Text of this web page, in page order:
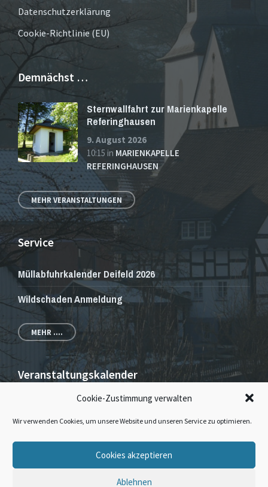
Cookie-Zustimmung verwalten
Wir verwenden Cookies, um unsere Website und unseren Service zu optimieren.
Cookies akzeptieren
Ablehnen
Datenschutzerklärung
Cookie-Richtlinie (EU)
Demnächst …
Sternwallfahrt zur Marienkapelle
Referinghausen
9. August 2026
10:15 in MARIENKAPELLE
REFERINGHAUSEN
MEHR VERANSTALTUNGEN
Service
Müllabfuhrkalender Deifeld 2026
Wildschaden Anmeldung
MEHR ....
Veranstaltungskalender
Veranstaltungen und Gottesdienste
Facebook Instagram